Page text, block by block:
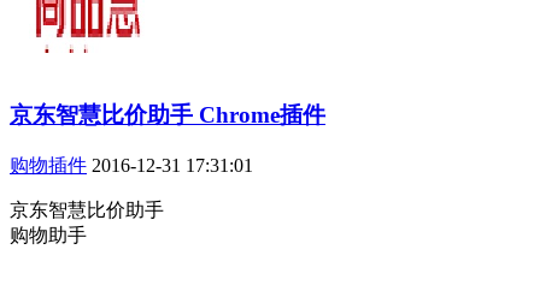
京东智慧比价助手 Chrome插件
购物插件 2016-12-31 17:31:01
京东智慧比价助手
购物助手